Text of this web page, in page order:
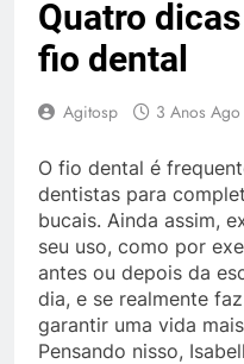
Quatro
fio dental
Agitosp 3 Anos Ago
O fio dental é
dentistas para
bucais. Ainda assim,
seu uso, como por
antes ou depois da
dia, e se realmente
garantir uma vida
Pensando nisso,